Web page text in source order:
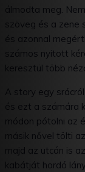
álmodta meg.
szöveg és a
és azonnal
számos nyitott
keresztül több
A story egy
és ezt a
módon pótolni az
másik nővel tölti
majd az utcán is
kabátját hordó